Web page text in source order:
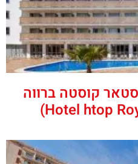
קוסטה ברווה